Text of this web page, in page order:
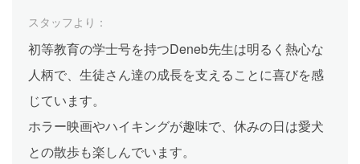
スタッフより：
初等教育の学士号を持つDeneb先生は明るく熱心な
人柄で、生徒さん達の成長を支えることに喜びを感
じています。
ホラー映画やハイキングが趣味で、休みの日は愛犬
との散歩も楽しんでいます。